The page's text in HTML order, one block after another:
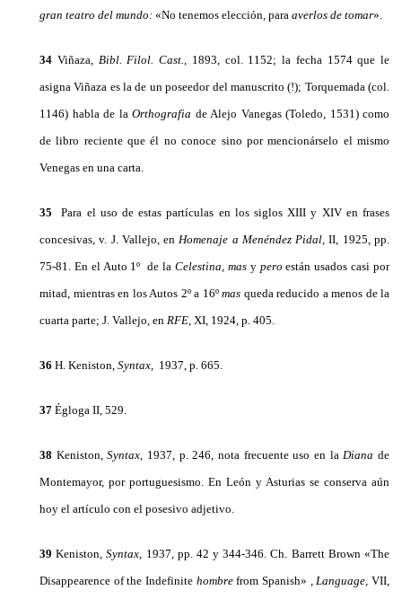
gran teatro del mundo: «No tenemos elección, para averlos de tomar».
34 Viñaza, Bibl. Filol. Cast., 1893, col. 1152; la fecha 1574 que le
asigna Viñaza es la de un poseedor del manuscrito (!); Torquemada (col.
1146) habla de la Orthografia de Alejo Vanegas (Toledo, 1531) como
de libro reciente que él no conoce sino por mencionárselo el mismo
Venegas en una carta.
35 Para el uso de estas partículas en los siglos XIII y XIV en frases
concesivas, v. J. Vallejo, en Homenaje a Menéndez Pidal,II, 1925, pp.
75-81. En el Auto 1º de la Celestina, mas y peroestán usados casi por
mitad, mientras en los Autos 2º a 16º mas que­da reducido a menos de la
cuarta parte; J. Vallejo, en RFE, XI, 1924, p. 405.
36 H. Keniston, Syntax, 1937, p. 665.
37 Égloga II, 529.
38 Keniston,Syntax, 1937, p. 246, nota frecuente uso en la Dianade
Montemayor, por portuguesismo. En León y Asturias se con­serva aún
hoy el artículo con el posesivo adjetivo.
39Keniston,Syntax, 1937, pp. 42 y 344-346. Ch. Barrett Brown «The
Disappearence of the Indefinite hombrefrom Spanish» , Language,VII,